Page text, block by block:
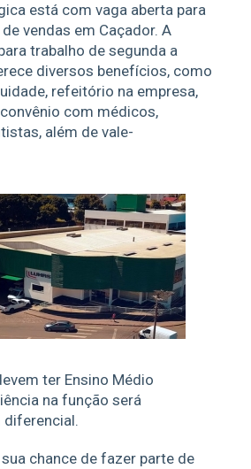
está com vaga aberta para
vendas em Caçador. A
trabalho de segunda a
diversos benefícios, como
refeitório na empresa,
com médicos,
além de vale-
ter Ensino Médio
na função será
diferencial.
chance de fazer parte de